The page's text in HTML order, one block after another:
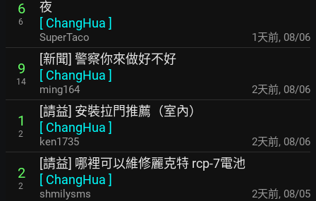
6
6
夜
[ ChangHua ]
SuperTaco 1天前, 08/06
9
14
[新聞] 警察你來做好不好
[ ChangHua ]
ming164 2天前, 08/06
1
2
[請益] 安裝拉門推薦（室內）
[ ChangHua ]
ken1735 2天前, 08/06
2
2
[請益] 哪裡可以維修麗克特 rcp-7電池
[ ChangHua ]
shmilysms 2天前, 08/05